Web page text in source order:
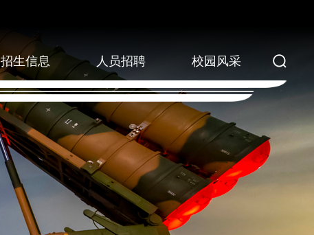
招生信息 人员招聘 校园风采